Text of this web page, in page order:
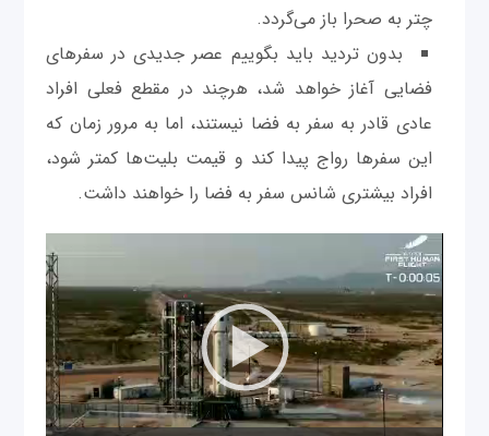
چتر به صحرا باز می‌گردد.
بدون تردید باید بگوییم عصر جدیدی در سفرهای
فضایی آغاز خواهد شد، هرچند در مقطع فعلی افراد
عادی قادر به سفر به فضا نیستند، اما به مرور زمان که
این سفرها رواج پیدا کند و قیمت بلیت‌ها کمتر شود،
افراد بیشتری شانس سفر به فضا را خواهند داشت.